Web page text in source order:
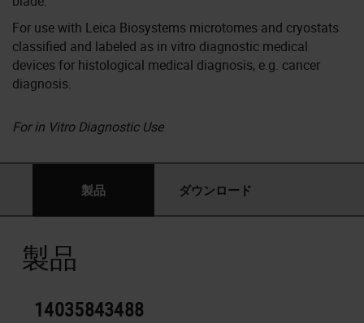
For use with Leica Biosystems microtomes and cryostats
classified and labeled as in vitro diagnostic medical
devices for histological medical diagnosis, e.g. cancer
diagnosis.
For in Vitro Diagnostic Use
製品 ダウンロード
製品
14035843488